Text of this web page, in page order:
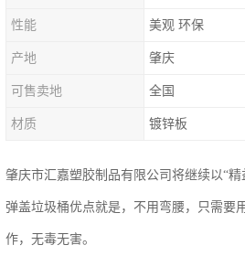
性能 美观 环保
产地 肇庆
可售卖地 全国
材质 镀锌板
肇庆市汇嘉塑胶制品有限公司将继续以“
弹盖垃圾桶优点就是，不用弯腰，只需要
作，无毒无害。